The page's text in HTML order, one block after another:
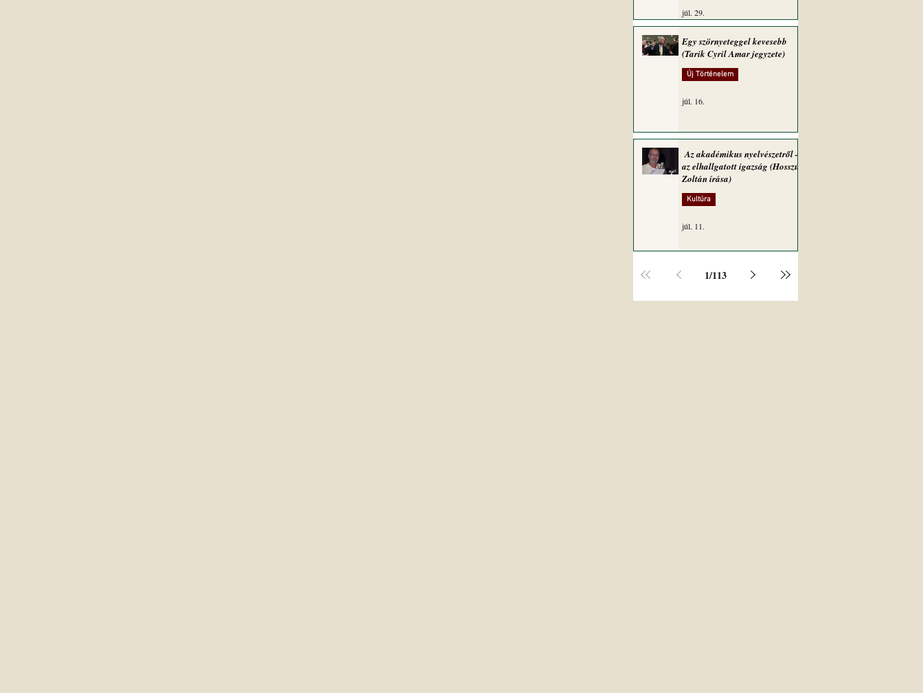
júl. 29.
Egy szörnyeteggel kevesebb
(Tarik Cyril Amar jegyzete)
Új Történelem
júl. 16.
Az akadémikus nyelvészetről –
az elhallgatott igazság (Hosszú
Zoltán írása)
Kultúra
júl. 11.
1/113